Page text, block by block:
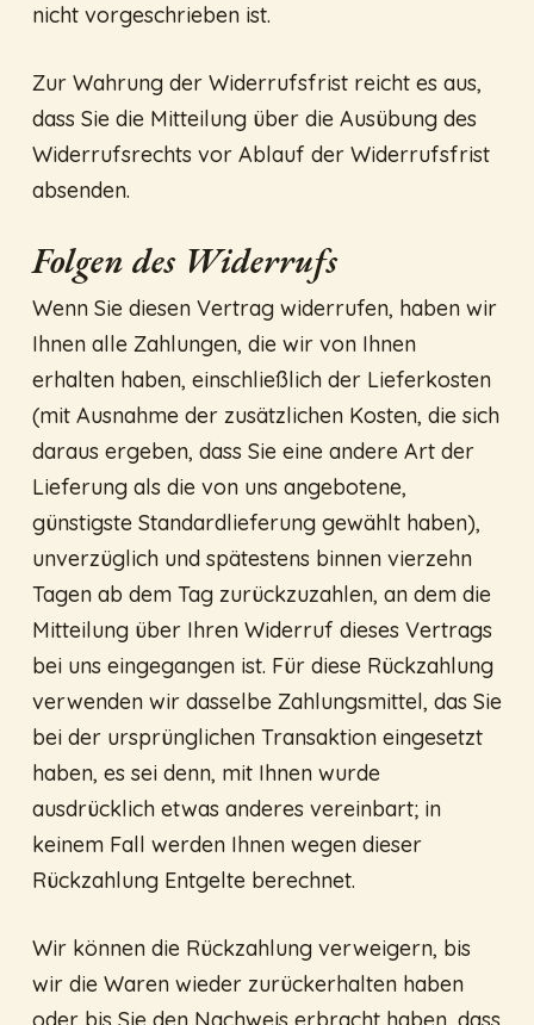
nicht vorgeschrieben ist.
Zur Wahrung der Widerrufsfrist reicht es aus,
dass Sie die Mitteilung über die Ausübung des
Widerrufsrechts vor Ablauf der Widerrufsfrist
absenden.
Folgen des Widerrufs
Wenn Sie diesen Vertrag widerrufen, haben wir
Ihnen alle Zahlungen, die wir von Ihnen
erhalten haben, einschließlich der Lieferkosten
(mit Ausnahme der zusätzlichen Kosten, die sich
daraus ergeben, dass Sie eine andere Art der
Lieferung als die von uns angebotene,
günstigste Standardlieferung gewählt haben),
unverzüglich und spätestens binnen vierzehn
Tagen ab dem Tag zurückzuzahlen, an dem die
Mitteilung über Ihren Widerruf dieses Vertrags
bei uns eingegangen ist. Für diese Rückzahlung
verwenden wir dasselbe Zahlungsmittel, das Sie
bei der ursprünglichen Transaktion eingesetzt
haben, es sei denn, mit Ihnen wurde
ausdrücklich etwas anderes vereinbart; in
keinem Fall werden Ihnen wegen dieser
Rückzahlung Entgelte berechnet.
Wir können die Rückzahlung verweigern, bis
wir die Waren wieder zurückerhalten haben